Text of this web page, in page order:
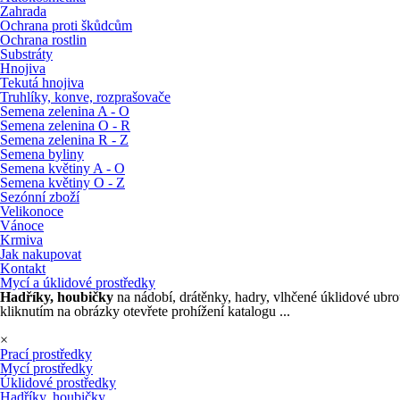
Zahrada
Ochrana proti škůdcům
Ochrana rostlin
Substráty
Hnojiva
Tekutá hnojiva
Truhlíky, konve, rozprašovače
Semena zelenina A - O
Semena zelenina O - R
Semena zelenina R - Z
Semena byliny
Semena květiny A - O
Semena květiny O - Z
Sezónní zboží
Velikonoce
Vánoce
Krmiva
Jak nakupovat
Kontakt
Mycí a úklidové prostředky
Hadříky, houbičky na nádobí, drátěnky, hadry, vlhčené úklidové
kliknutím na obrázky otevřete prohížení katalogu ...
×
Prací prostředky
Mycí prostředky
Úklidové prostředky
Hadříky, houbičky